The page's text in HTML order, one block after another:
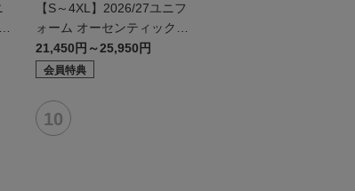
【S～4XL】2026/27ユニフ
ォーム オーセンティックモ
デル:FP2nd
21,450円～25,950円
会員特典